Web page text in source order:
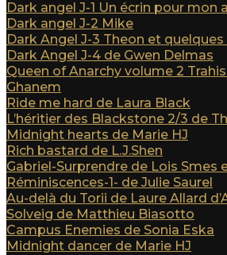
Dark angel J-1 Un écrin pour mon
Dark angel J-2 Mike
Dark Angel J-3 Theon et
Dark Angel J-4 de Gwen Delmas
Queen of Anarchy volume 2
Ghanem
Ride me hard de Laura Black
L’héritier des Blackstone 2/3 de
Midnight hearts de Marie HJ
Rich bastard de L.J.Shen
Gabriel-Surprendre de Lois Smes
Réminiscences-1- de Julie Saurel
Au-delà du Torii de Laure Allard
Solveig de Matthieu Biasotto
Campus Enemies de Sonia Eska
Midnight dancer de Marie HJ